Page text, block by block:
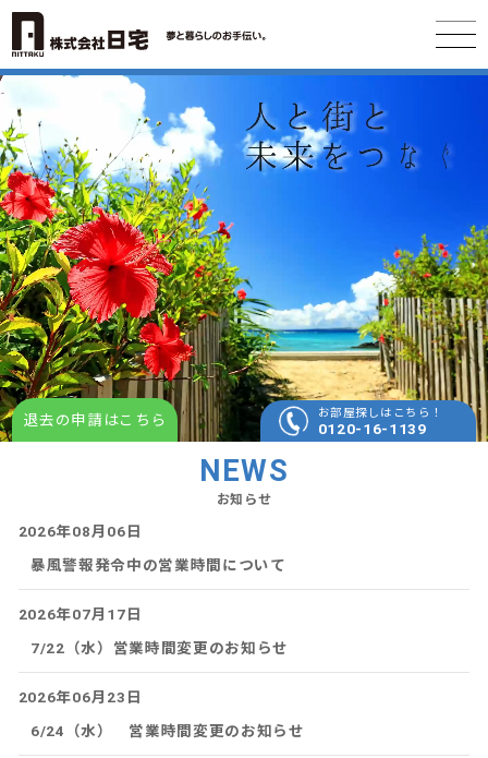
退去の申請はこちら お部屋探しはこちら！
0120-16-1139
NEWS
お知らせ
2026年08月06日
暴風警報発令中の営業時間について
2026年07月17日
7/22（水）営業時間変更のお知らせ
2026年06月23日
6/24（水） 営業時間変更のお知らせ